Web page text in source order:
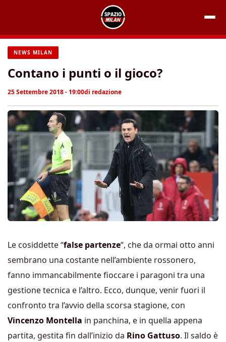
contenuto
NEWS MILAN
Contano i punti o il gioco?
25 Settembre 2018 - 19:00di redazione
Le cosiddette “false partenze“, che da ormai otto anni
sembrano una costante nell’ambiente rossonero,
fanno immancabilmente fioccare i paragoni tra una
gestione tecnica e l’altro. Ecco, dunque, venir fuori il
confronto tra l’avvio della scorsa stagione, con
Vincenzo Montella in panchina, e in quella appena
partita, gestita fin dall’inizio da Rino Gattuso. Il saldo è